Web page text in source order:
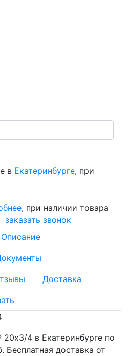
в Екатеринбурге, при
, при наличии товара
заказать звонок
Описание
Доставка
4 в Екатеринбурге по
Бесплатная доставка от